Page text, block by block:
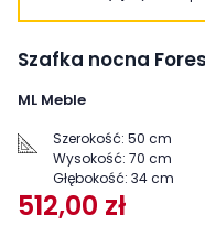
Szafka nocna
ML Meble
Szerokość: 50 cm
Wysokość: 70 cm
Głębokość: 34 cm
512,00 zł